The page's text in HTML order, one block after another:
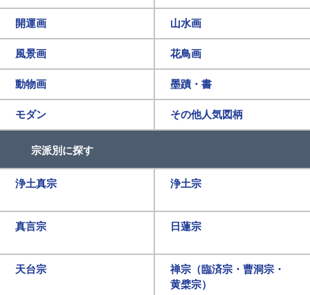
開運画 山水画
風景画 花鳥画
動物画 墨蹟・書
モダン その他人気図柄
宗派別に探す
浄土真宗 浄土宗
真言宗 日蓮宗
天台宗
禅宗（臨済宗・曹洞宗・
黄檗宗）